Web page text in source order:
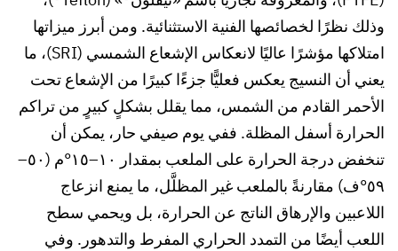
وذلك نظرًا لخصائصها الفنية الاستثنائية. ومن أبرز ميزاتها
امتلاكها مؤشرًا عاليًا لانعكاس الإشعاع الشمسي (SRI)، ما
يعني أن النسيج يعكس فعليًّا جزءًا كبيرًا من الإشعاع تحت
الأحمر القادم من الشمس، مما يقلل بشكلٍ كبيرٍ من تراكم
الحرارة أسفل المظلة. ففي يوم صيفي حار، يمكن أن
تنخفض درجة الحرارة على الملعب بمقدار ١٠–١٥°م (٥٠–
٥٩°ف) مقارنةً بالملعب غير المظلَّل، ما يمنع انزعاج
اللاعبين والإرهاق الناتج عن الحرارة، بل ويحمي سطح
اللعب أيضًا من التمدد الحراري المفرط والتدهور. وفي